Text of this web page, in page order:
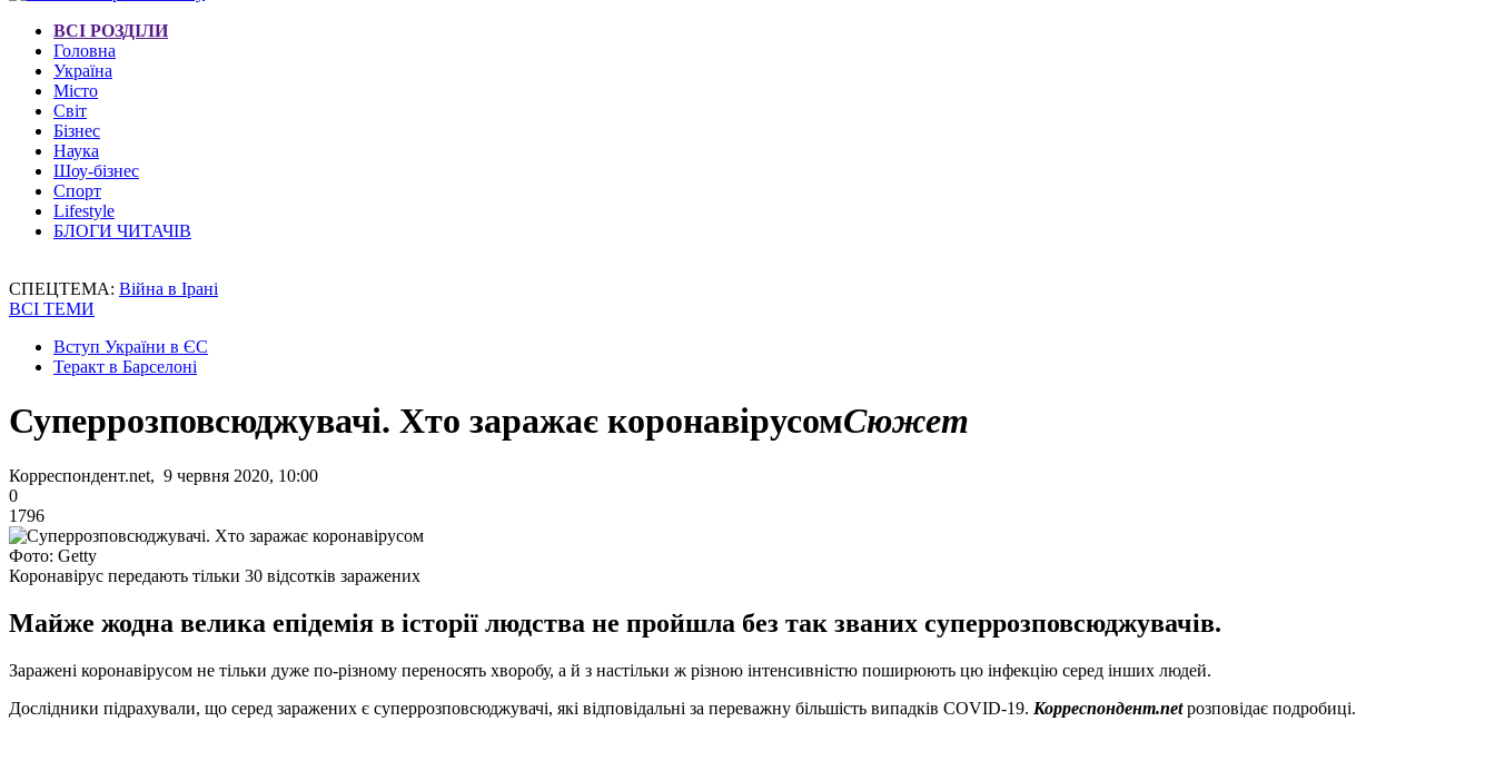
ВСІ РОЗДІЛИ
Головна
Україна
Місто
Світ
Бізнес
Наука
Шоу-бізнес
Спорт
Lifestyle
БЛОГИ ЧИТАЧІВ
СПЕЦТЕМА: Війна в Ірані
ВСІ ТЕМИ
Вступ України в ЄС
Теракт в Барселоні
Суперрозповсюджувачі. Хто заражає коронавірусомСюжет
Корреспондент.net, 9 червня 2020, 10:00
0
1796
Фото: Getty
Коронавірус передають тільки 30 відсотків заражених
Майже жодна велика епідемія в історії людства не пройшла без так званих суперрозповсюджувачів.
Заражені коронавірусом не тільки дуже по-різному переносять хворобу, а й з настільки ж різною інтенсивністю поширюють цю інфекцію серед інших людей.
Дослідники підрахували, що серед заражених є суперрозповсюджувачі, які відповідальні за переважну більшість випадків COVID-19. Корреспондент.netрозповідає подробиці.